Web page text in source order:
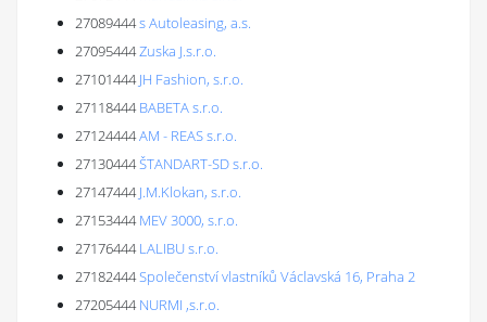
27089444s Autoleasing, a.s.
27095444Zuska J.s.r.o.
27101444 JH Fashion, s.r.o.
27118444 BABETA s.r.o.
27124444AM - REAS s.r.o.
27130444ŠTANDART-SD s.r.o.
27147444 J.M.Klokan, s.r.o.
27153444 MEV 3000, s.r.o.
27176444 LALIBU s.r.o.
27182444Společenství vlastníků Václavská 16, Praha 2
27205444 NURMI ,s.r.o.